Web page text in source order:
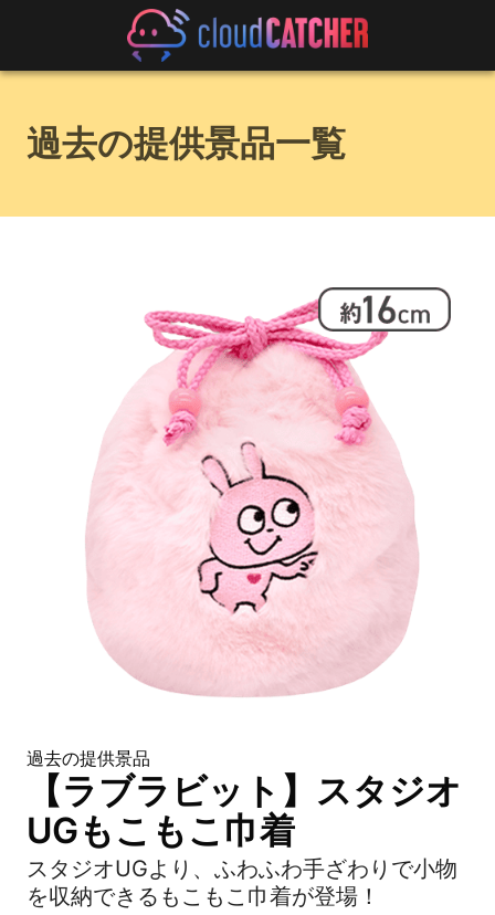
過去の提供景品一覧
過去の提供景品
【ラブラビット】スタジオ
UGもこもこ巾着
スタジオUGより、ふわふわ手ざわりで小物
を収納できるもこもこ巾着が登場！